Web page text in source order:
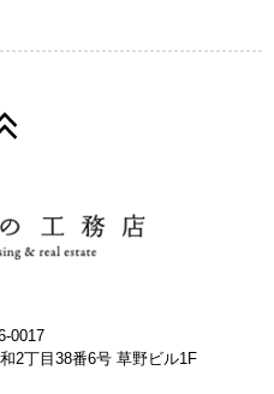
0017
2丁目38番6号 草野ビル1F